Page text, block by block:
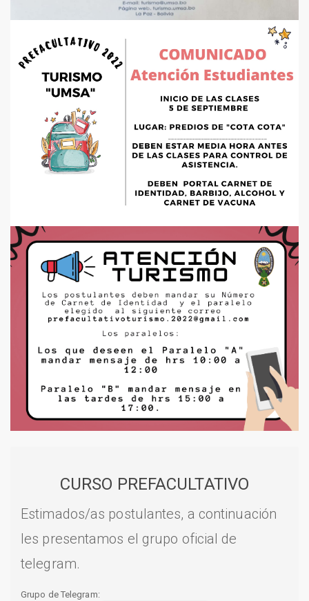
CURSO PREFACULTATIVO
Estimados/as postulantes, a continuación
les presentamos el grupo oficial de
telegram.
Grupo de Telegram: